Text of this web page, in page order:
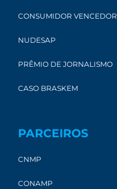
CONSUMIDOR VENCEDOR
NUDESAP
PRÊMIO DE JORNALISMO
CASO BRASKEM
PARCEIROS
CNMP
CONAMP